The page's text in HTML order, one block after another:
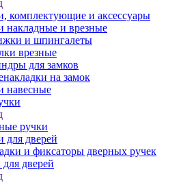
комплектующие и аксессуары
накладные и врезные
и шпингалеты
врезные
для замков
на замок
навесные
ручки
для дверей
и фиксаторы дверных ручек
дверей